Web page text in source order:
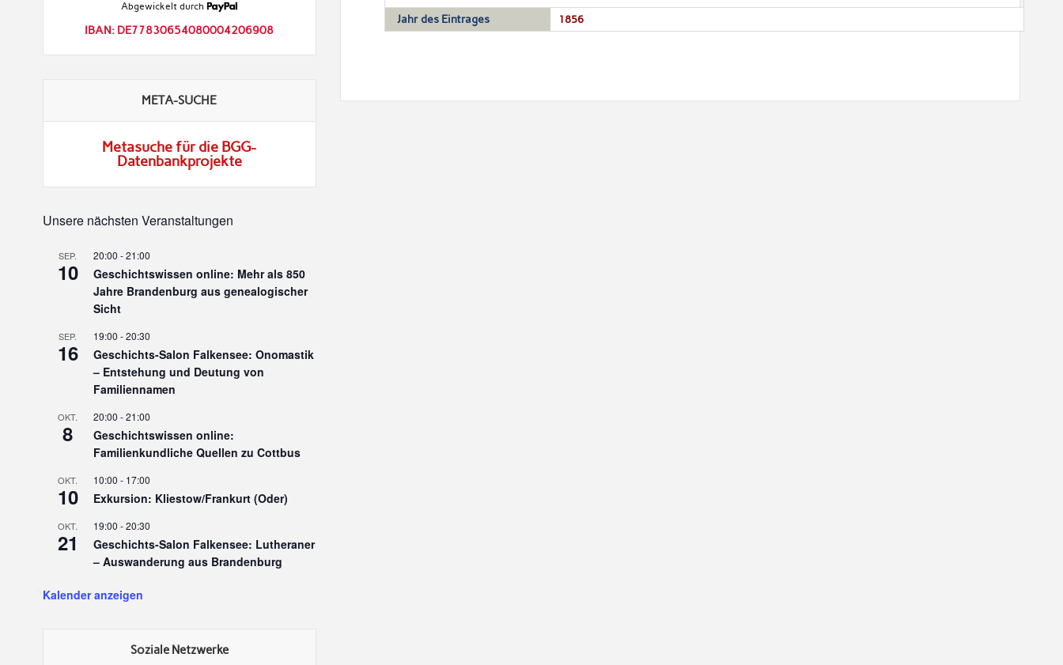
Jahr des Eintrages 1856
Abgewickelt durch
IBAN: DE77830654080004206908
META-SUCHE
Metasuche für die BGG-
Datenbankprojekte
Unsere nächsten Veranstaltungen
SEP.
10
20:00 -21:00
Geschichtswissen online: Mehr als 850
Jahre Brandenburg aus genealogischer
Sicht
SEP.
16
19:00 -20:30
Geschichts-Salon Falkensee: Onomastik
– Entstehung und Deutung von
Familiennamen
OKT.
8
20:00 -21:00
Geschichtswissen online:
Familienkundliche Quellen zu Cottbus
OKT.
10
10:00 - 17:00
Exkursion: Kliestow/Frankurt (Oder)
OKT.
21
19:00 -20:30
Geschichts-Salon Falkensee: Lutheraner
– Auswanderung aus Brandenburg
Kalender anzeigen
Soziale Netzwerke